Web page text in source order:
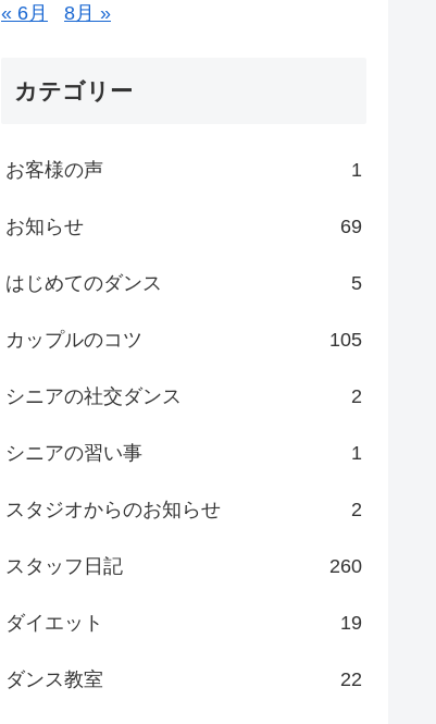
« 6月 8月 »
カテゴリー
お客様の声 1
お知らせ 69
はじめてのダンス 5
カップルのコツ 105
シニアの社交ダンス 2
シニアの習い事 1
スタジオからのお知らせ 2
スタッフ日記 260
ダイエット 19
ダンス教室 22